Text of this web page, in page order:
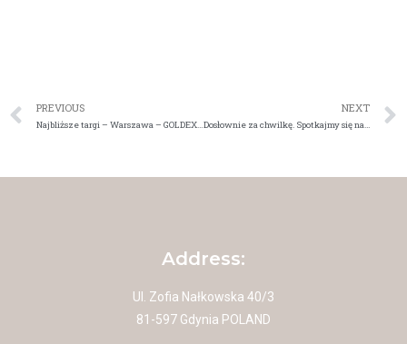
PREVIOUS
Najbliższe targi – Warszawa – GOLDEXPO – 5-7.10.2023
NEXT
Dosłownie za chwilkę. Spotkajmy się na Amberif i przywitajmy razem wiosnę!
Address:
Ul. Zofia Nałkowska 40/3
81-597 Gdynia POLAND